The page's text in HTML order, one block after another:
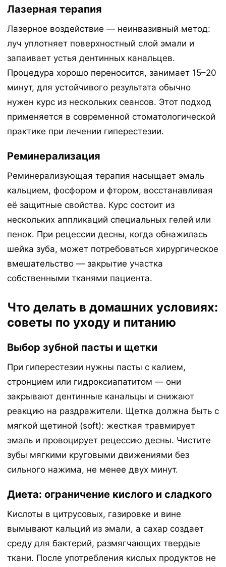
Лазерная терапия
Лазерное воздействие — неинвазивный метод:
луч уплотняет поверхностный слой эмали и
запаивает устья дентинных канальцев.
Процедура хорошо переносится, занимает 15–20
минут, для устойчивого результата обычно
нужен курс из нескольких сеансов. Этот подход
применяется в современной стоматологической
практике при лечении гиперестезии.
Реминерализация
Реминерализующая терапия насыщает эмаль
кальцием, фосфором и фтором, восстанавливая
её защитные свойства. Курс состоит из
нескольких аппликаций специальных гелей или
пенок. При рецессии десны, когда обнажилась
шейка зуба, может потребоваться хирургическое
вмешательство — закрытие участка
собственными тканями пациента.
Что делать в домашних условиях:
советы по уходу и питанию
Выбор зубной пасты и щетки
При гиперестезии нужны пасты с калием,
стронцием или гидроксиапатитом — они
закрывают дентинные канальцы и снижают
реакцию на раздражители. Щетка должна быть с
мягкой щетиной (soft): жесткая травмирует
эмаль и провоцирует рецессию десны. Чистите
зубы мягкими круговыми движениями без
сильного нажима, не менее двух минут.
Диета: ограничение кислого и сладкого
Кислоты в цитрусовых, газировке и вине
вымывают кальций из эмали, а сахар создает
среду для бактерий, размягчающих твердые
ткани. После употребления кислых продуктов не